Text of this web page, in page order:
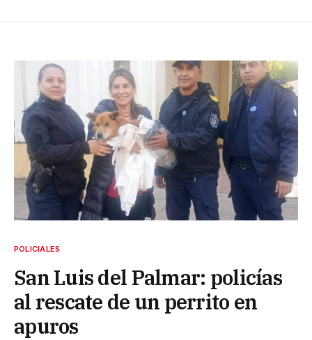
POLICIALES
San Luis del Palmar: policías
al rescate de un perrito en
apuros